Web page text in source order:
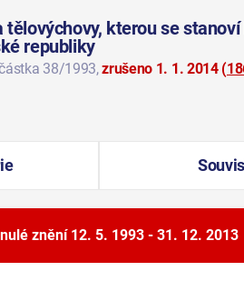
kterou se
republiky
38/1993,zrušeno 1. 1. 2014(
znění12. 5. 1993 - 31. 12. 2013